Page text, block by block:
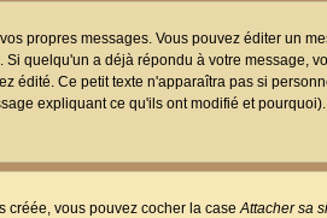
propres messages. Vous pouvez éditer un
quelqu'un a déjà répondu à votre message,
édité. Ce petit texte n'apparaîtra pas si
expliquant ce qu'ils ont modifié et
créée, vous pouvez cocher la caseAttacher sa